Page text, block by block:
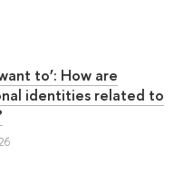
to’: How are
identities related to